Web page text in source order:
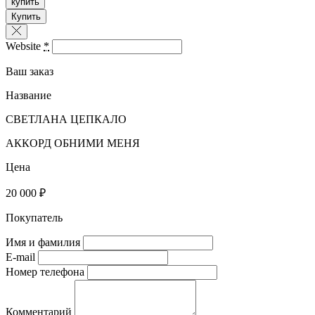
Купить
Website *
Ваш заказ
Название
СВЕТЛАНА ЦЕПКАЛО
АККОРД ОБНИМИ МЕНЯ
Цена
20 000 ₽
Покупатель
Имя и фамилия
E-mail
Номер телефона
Комментарий